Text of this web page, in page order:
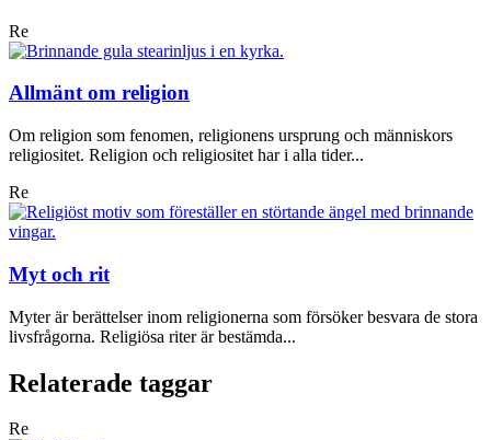
Re
Allmänt om religion
Om religion som fenomen, religionens ursprung och människors
religiositet. Religion och religiositet har i alla tider...
Re
Myt och rit
Myter är berättelser inom religionerna som försöker besvara de stora
livsfrågorna. Religiösa riter är bestämda...
Relaterade taggar
Re